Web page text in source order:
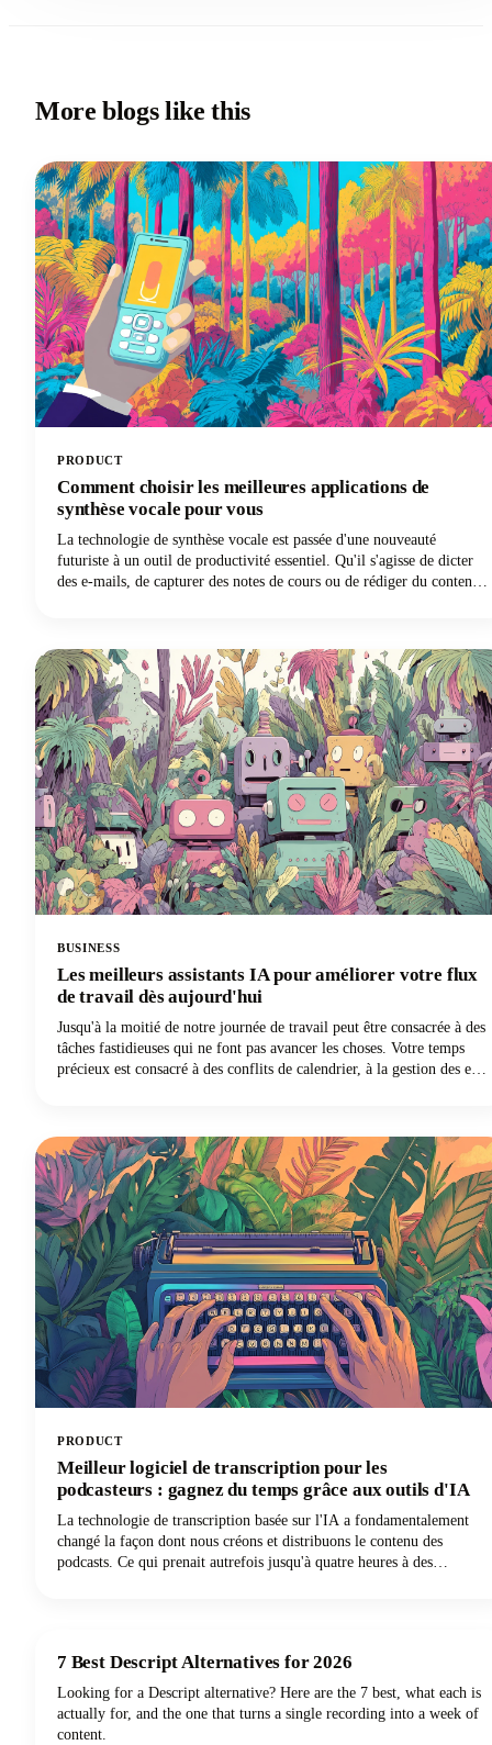
More blogs like this
PRODUCT
Comment choisir les meilleures applications de
synthèse vocale pour vous
La technologie de synthèse vocale est passée d'une nouveauté
futuriste à un outil de productivité essentiel. Qu'il s'agisse de dicter
des e-mails, de capturer des notes de cours ou de rédiger du contenu,
BUSINESS
Les meilleurs assistants IA pour améliorer votre flux
de travail dès aujourd'hui
Jusqu'à la moitié de notre journée de travail peut être consacrée à des
tâches fastidieuses qui ne font pas avancer les choses. Votre temps
précieux est consacré à des conflits de calendrier, à la gestion des e-
des partenaires numériques sophistiqués capables de récupérer les
heures perdues !
PRODUCT
Meilleur logiciel de transcription pour les
podcasteurs : gagnez du temps grâce aux outils d'IA
La technologie de transcription basée sur l'IA a fondamentalement
changé la façon dont nous créons et distribuons le contenu des
podcasts. Ce qui prenait autrefois jusqu'à quatre heures à des
7 Best Descript Alternatives for 2026
Looking for a Descript alternative? Here are the 7 best, what each is
actually for, and the one that turns a single recording into a week of
content.